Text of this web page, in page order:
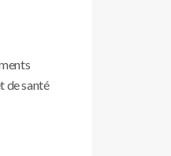
de santé